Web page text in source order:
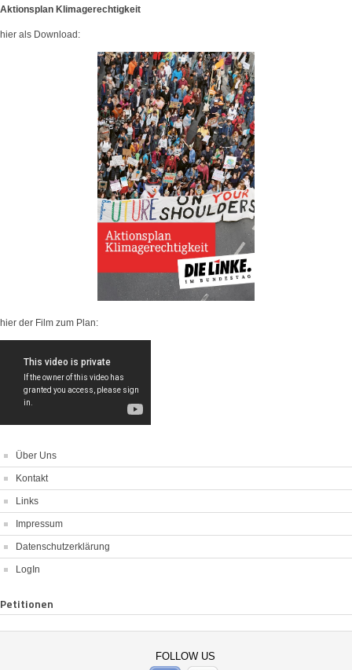
Aktionsplan Klimagerechtigkeit
hier als Download:
hier der Film zum Plan:
Über Uns
Kontakt
Links
Impressum
Datenschutzerklärung
LogIn
Petitionen
FOLLOW US